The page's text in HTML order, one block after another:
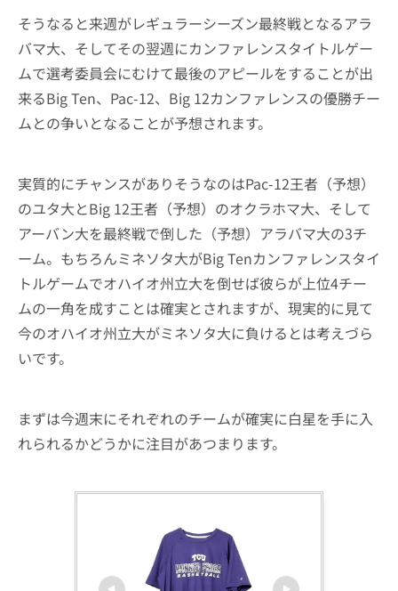
そうなると来週がレギュラーシーズン最終戦となるアラ
バマ大、そしてその翌週にカンファレンスタイトルゲー
ムで選考委員会にむけて最後のアピールをすることが出
来るBig Ten、Pac-12、Big 12カンファレンスの優勝チー
ムとの争いとなることが予想されます。
実質的にチャンスがありそうなのはPac-12王者（予想）
のユタ大とBig 12王者（予想）のオクラホマ大、そして
アーバン大を最終戦で倒した（予想）アラバマ大の3チ
ーム。もちろんミネソタ大がBig Tenカンファレンスタイ
トルゲームでオハイオ州立大を倒せば彼らが上位4チー
ムの一角を成すことは確実とされますが、現実的に見て
今のオハイオ州立大がミネソタ大に負けるとは考えづら
いです。
まずは今週末にそれぞれのチームが確実に白星を手に入
れられるかどうかに注目があつまります。